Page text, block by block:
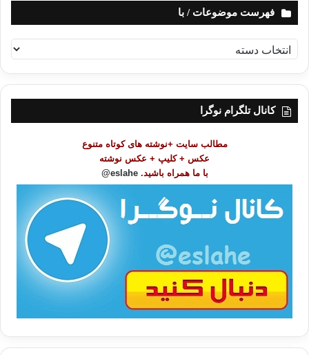
فهرست موضوعات / با
ه
ر
کانال تلگرام نوگرا
مطالب سایت +نوشته های کوتاه متنوع
عکس + کلیپ + عکس نوشته
با ما همراه باشید. eslahe@